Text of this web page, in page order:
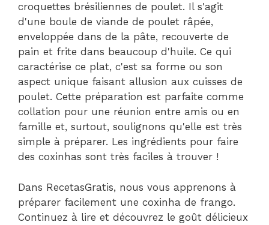
croquettes brésiliennes de poulet. Il s'agit
d'une boule de viande de poulet râpée,
enveloppée dans de la pâte, recouverte de
pain et frite dans beaucoup d'huile. Ce qui
caractérise ce plat, c'est sa forme ou son
aspect unique faisant allusion aux cuisses de
poulet. Cette préparation est parfaite comme
collation pour une réunion entre amis ou en
famille et, surtout, soulignons qu'elle est très
simple à préparer. Les ingrédients pour faire
des coxinhas sont très faciles à trouver !
Dans RecetasGratis, nous vous apprenons à
préparer facilement une coxinha de frango.
Continuez à lire et découvrez le goût délicieux